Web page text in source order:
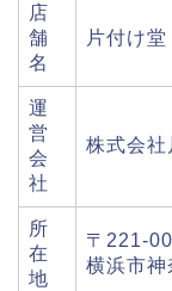
店
舗
名
片付け
運
営
会
社
株式会社
所
在
地
〒221-
横浜市